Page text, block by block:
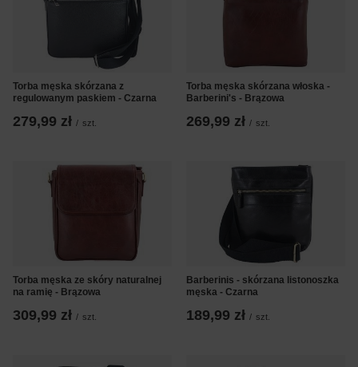
Torba męska skórzana z
regulowanym paskiem - Czarna
279,99 zł / szt.
Torba męska skórzana włoska -
Barberini's - Brązowa
269,99 zł / szt.
Torba męska ze skóry naturalnej
na ramię - Brązowa
309,99 zł / szt.
Barberinis - skórzana listonoszka
męska - Czarna
189,99 zł / szt.